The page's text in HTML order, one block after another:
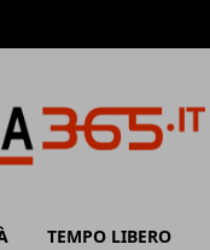
TEMPO LIBERO